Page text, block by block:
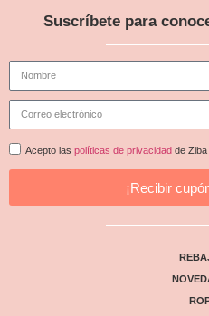
Suscríbete para
Acepto las políticas de privacidad de Ziba
¡Recibir